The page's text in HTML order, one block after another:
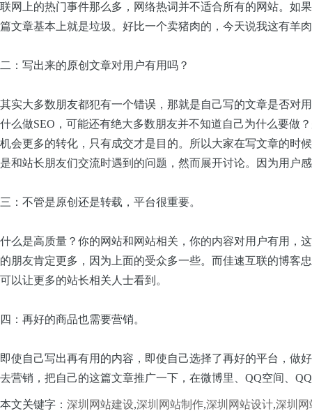
联网上的热门事件那么多，网络热词并不适合所有的网站。如
篇文章基本上就是垃圾。好比一个卖猪肉的，今天说我这有羊
二：写出来的原创文章对用户有用吗？
其实大多数朋友都犯有一个错误，那就是自己写的文章是否对
什么做SEO，可能还有绝大多数朋友并不知道自己为什么要做
机会更多的转化，只有成交才是目的。所以大家在写文章的时
是和站长朋友们交流时遇到的问题，然而展开讨论。因为用户
三：不管是原创还是转载，平台很重要。
什么是高质量？你的网站和网站相关，你的内容对用户有用，
的朋友肯定更多，因为上面的受众多一些。而佳速互联的博客
可以让更多的站长相关人士看到。
四：再好的商品也需要营销。
即使自己写出再有用的内容，即使自己选择了再好的平台，做
去营销，把自己的这篇文章推广一下，在微博里、QQ空间、
本文关键字： 深圳网站建设,深圳网站制作,深圳网站设计,深圳网